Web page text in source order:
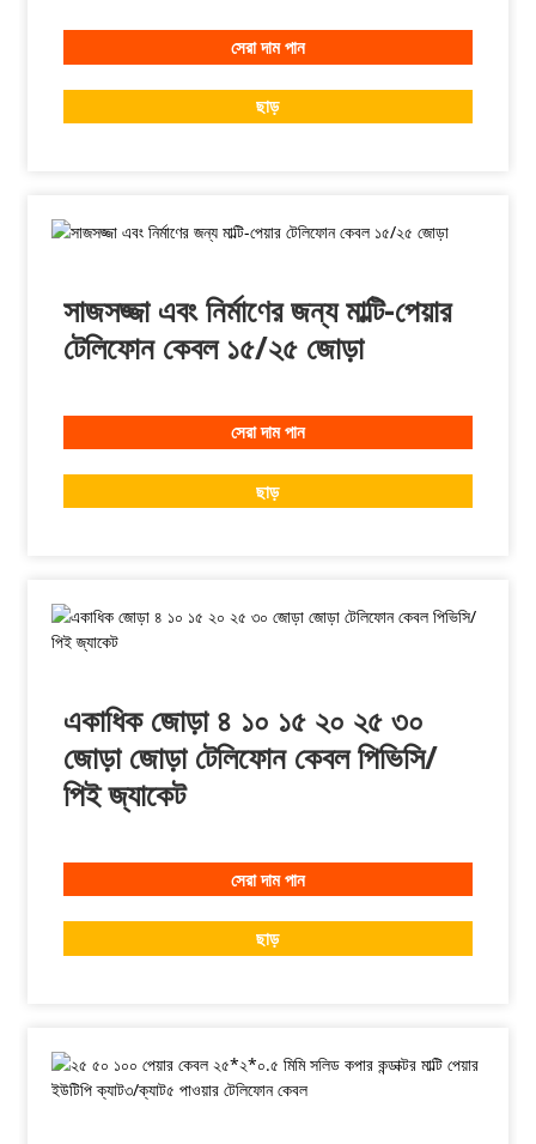
সেরা দাম পান
ছাড়
সাজসজ্জা এবং নির্মাণের জন্য মাল্টি-পেয়ার
টেলিফোন কেবল ১৫/২৫ জোড়া
সেরা দাম পান
ছাড়
একাধিক জোড়া ৪ ১০ ১৫ ২০ ২৫ ৩০
জোড়া জোড়া টেলিফোন কেবল পিভিসি/
পিই জ্যাকেট
সেরা দাম পান
ছাড়